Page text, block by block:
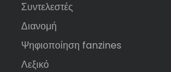
Συντελεστές
Διανομή
Ψηφιοποίηση fanzines
Λεξικό